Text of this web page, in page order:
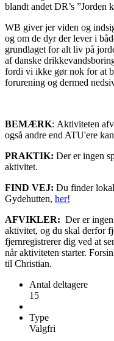
blandt andet DR’s ”Jorden
WB giver jer viden og
og om de dyr der lever i
grundlaget for alt liv på
af danske
fordi vi ikke gør nok for at
forurening og dermed
BEMÆRK: Aktiviteten
også andre end ATU'ere
PRAKTIK: Der er ingen
aktivitet.
FIND VEJ: Du finder
Gydehutten, her!
AFVIKLER: Der er
aktivitet, og du skal derfor
fjernregistrerer dig ved at
når aktiviteten starter.
til Christian.
Antal deltagere
15
Type
Valgfri